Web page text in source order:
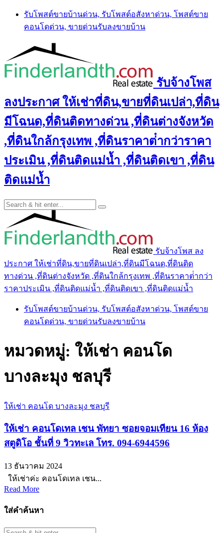
Skip
content
รับโพสต์ขายบ้านด่วน, รับโพสต์อสังหาด่วน, โพสต์ขาย
คอนโดด่วน, ขายด่วนรับลงขายบ้าน
รับจ้างโพส
ลงประกาศ ให้เช่าที่ดิน,ขายที่ดินเปล่า,ที่ดิน
มีโฉนด,ที่ดินติดทางด่วน ,ที่ดินต่างจังหวัด
,ที่ดินใกล้กรุงเทพ ,ที่ดินราคาต่ํากว่าราคา
ประเมิน ,ที่ดินติดแม่น้ำ ,ที่ดินติดเขา ,ที่ดิน
ติดแม่น้ำ
รับจ้างโพส ลง
ประกาศ ให้เช่าที่ดิน,ขายที่ดินเปล่า,ที่ดินมีโฉนด,ที่ดินติด
ทางด่วน ,ที่ดินต่างจังหวัด ,ที่ดินใกล้กรุงเทพ ,ที่ดินราคาต่ํากว่า
ราคาประเมิน ,ที่ดินติดแม่น้ำ ,ที่ดินติดเขา ,ที่ดินติดแม่น้ำ
รับโพสต์ขายบ้านด่วน, รับโพสต์อสังหาด่วน, โพสต์ขาย
คอนโดด่วน, ขายด่วนรับลงขายบ้าน
หมวดหมู่: ให้เช่า คอนโด
บางละมุง ชลบุรี
ให้เช่า คอนโด บางละมุง ชลบุรี
ให้เช่า คอนโดเทล เชน พัทยา ซอยจอมเทียน 16 ห้อง
สตูดิโอ ชั้นที่ 9 วิวทะเล โทร. 094-6944596
13 ธันวาคม 2024
ให้เช่าค่ะ คอนโดเทล เชน...
Read More
ใส่คำค้นหา